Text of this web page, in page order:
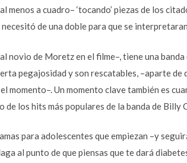
menos a cuadro– ‘tocando’ piezas de los
de una doble para que se
novio de Moretz en el filme–, tiene una
pegajosidad y son rescatables, –aparte
momento–. Un momento clave también es
los hits más populares de la banda de Billy
para adolescentes que empiezan –y
al punto de que piensas que te dará